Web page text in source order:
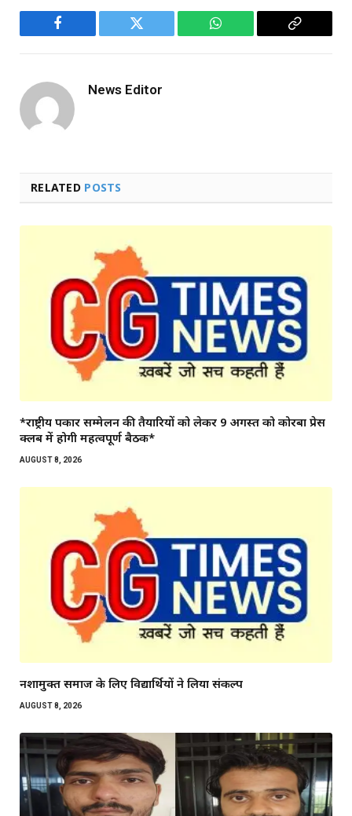
Facebook Twitter WhatsApp
Copy
News Editor
RELATED POSTS
*राष्ट्रीय पत्रकार सम्मेलन की तैयारियों को लेकर 9 अगस्त को कोरबा प्रेस
क्लब में होगी महत्वपूर्ण बैठक*
AUGUST 8, 2026
नशामुक्त समाज के लिए विद्यार्थियों ने लिया संकल्प
AUGUST 8, 2026